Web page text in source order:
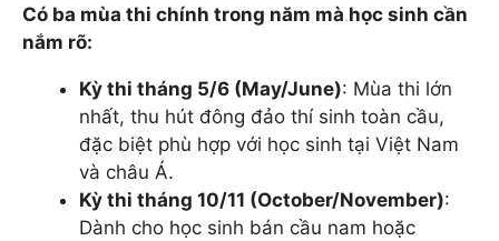
Có ba mùa thi chính trong năm mà học sinh cần
nắm rõ:
Kỳ thi tháng 5/6 (May/June): Mùa thi lớn
nhất, thu hút đông đảo thí sinh toàn cầu,
đặc biệt phù hợp với học sinh tại Việt Nam
và châu Á.
Kỳ thi tháng 10/11 (October/November):
Dành cho học sinh bán cầu nam hoặc